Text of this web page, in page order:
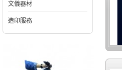
文儀器材
造印服務